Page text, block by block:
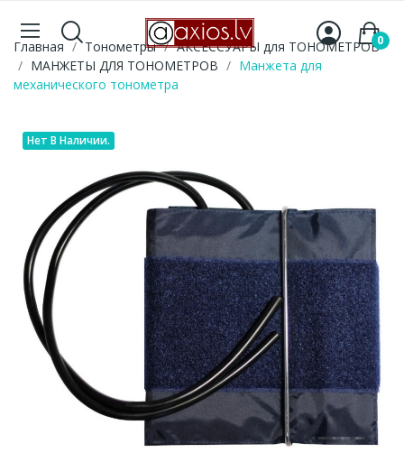
0
Главная Тонометры
АКСЕССУАРЫ для ТОНОМЕТРОВ
МАНЖЕТЫ ДЛЯ ТОНОМЕТРОВ
Манжета для
механического тонометра
Нет В Наличии.